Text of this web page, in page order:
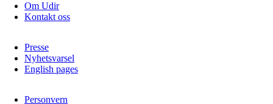
Om Udir
Kontakt oss
Presse
Nyhetsvarsel
English pages
Personvern